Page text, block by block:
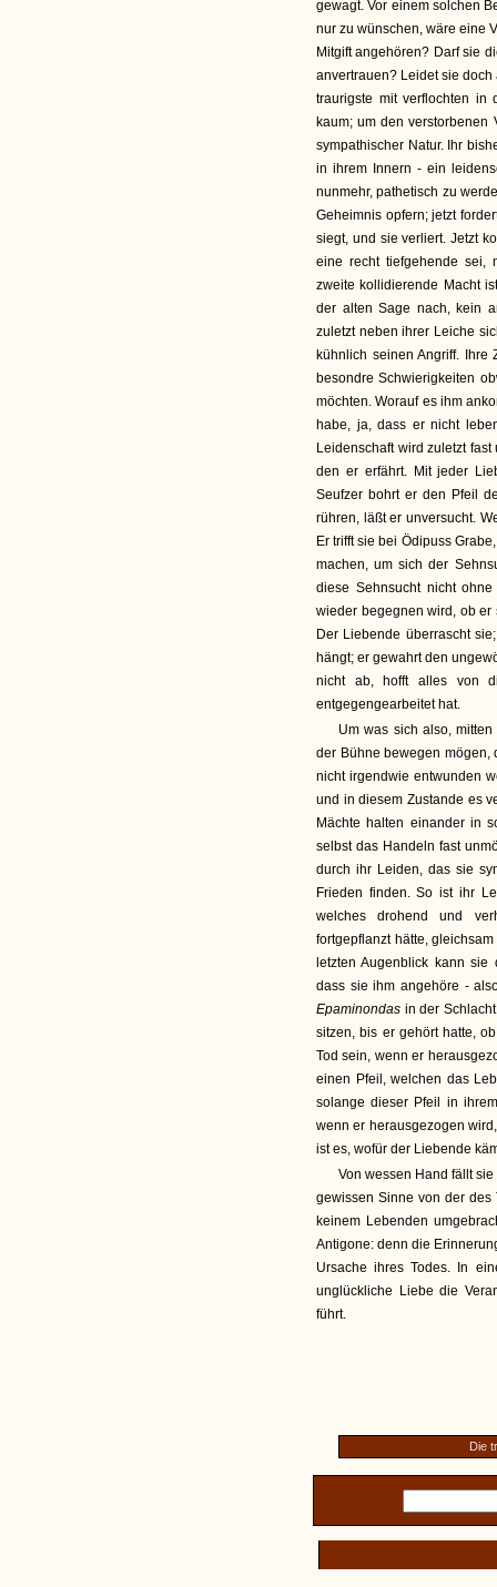
gewagt. Vor einem solchen
nur zu wünschen, wäre eine
Mitgift angehören? Darf sie
anvertrauen? Leidet sie
traurigste mit verflochten in
kaum; um den verstorbenen
sympathischer Natur. Ihr
in ihrem Innern - ein
nunmehr, pathetisch zu
Geheimnis opfern; jetzt
siegt, und sie verliert. Jetzt
eine recht tiefgehende sei,
zweite kollidierende Macht
der alten Sage nach, kein
zuletzt neben ihrer Leiche
kühnlich seinen Angriff. Ihre
besondre Schwierigkeiten
möchten. Worauf es ihm
habe, ja, dass er nicht
Leidenschaft wird zuletzt
den er erfährt. Mit jeder
Seufzer bohrt er den Pfeil
rühren, läßt er unversucht.
Er trifft sie bei Ödipuss
machen, um sich der
diese Sehnsucht nicht
wieder begegnen wird, ob
Der Liebende überrascht
hängt; er gewahrt den
nicht ab, hofft alles von
entgegengearbeitet hat.
Um was sich also,
der Bühne bewegen mögen,
nicht irgendwie entwunden
und in diesem Zustande es
Mächte halten einander in
selbst das Handeln fast
durch ihr Leiden, das sie
Frieden finden. So ist ihr
welches drohend und
fortgepflanzt hätte,
letzten Augenblick kann
dass sie ihm angehöre -
Epaminondas in der
sitzen, bis er gehört hatte,
Tod sein, wenn er
einen Pfeil, welchen das
solange dieser Pfeil in
wenn er herausgezogen
ist es, wofür der Liebende
Von wessen Hand fällt
gewissen Sinne von der des
keinem Lebenden
Antigone: denn die
Ursache ihres Todes. In
unglückliche Liebe die
führt.
Die